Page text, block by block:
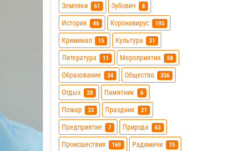
Земляки 61 Зубович 8
История 46 Коронавирус 193
Криминал 15 Культура 31
Литература 11 Мероприятия 58
Образование 34 Общество 356
Отдых 28 Памятник 6
Пожар 33 Праздник 21
Предприятие 7 Природа 63
Происшествия 169 Радимичи 15